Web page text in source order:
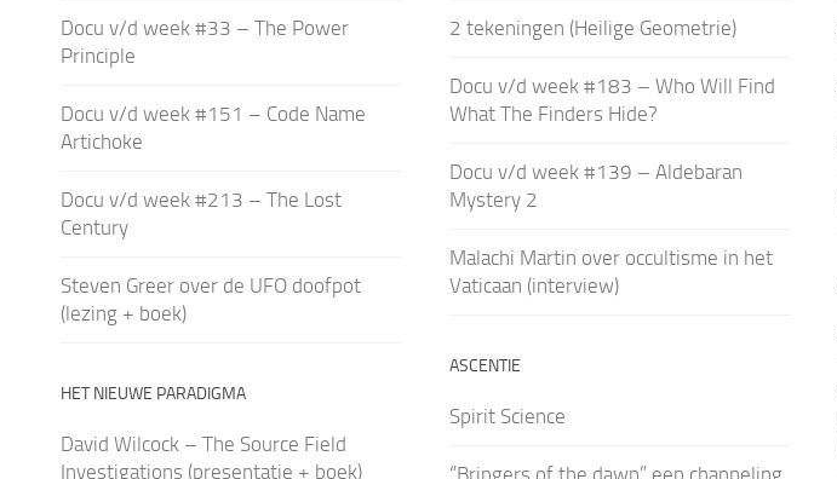
Docu v/d week #33 – The Power
Principle
Docu v/d week #151 – Code Name
Artichoke
Docu v/d week #213 – The Lost
Century
Steven Greer over de UFO doofpot
(lezing + boek)
HET NIEUWE PARADIGMA
David Wilcock – The Source Field
Investigations (presentatie + boek)
2 tekeningen (Heilige Geometrie)
Docu v/d week #183 – Who Will Find
What The Finders Hide?
Docu v/d week #139 – Aldebaran
Mystery 2
Malachi Martin over occultisme in het
Vaticaan (interview)
ASCENTIE
Spirit Science
“Bringers of the dawn” een channeling